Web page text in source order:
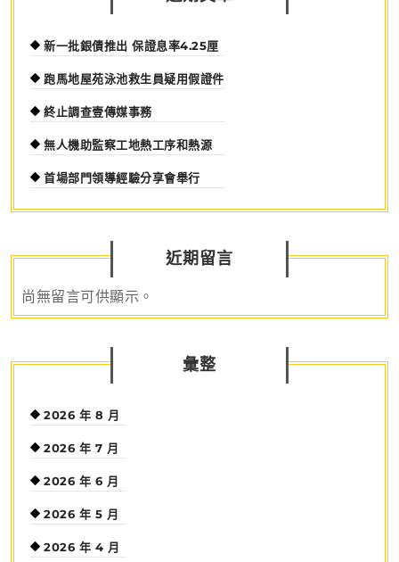
提
升
系
全
性
新一批銀債推出 保證息率4.25厘
跑馬地屋苑泳池救生員疑用假證件
終止調查壹傳媒事務
無人機助監察工地熱工序和熱源
首場部門領導經驗分享會舉行
近期留言
尚無留言可供顯示。
彙整
2026 年 8 月
2026 年 7 月
2026 年 6 月
2026 年 5 月
2026 年 4 月